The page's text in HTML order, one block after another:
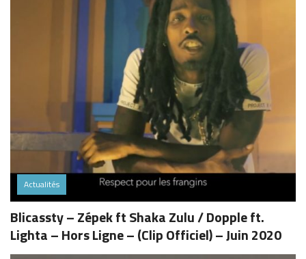
Actualités
Blicassty – Zépek ft Shaka Zulu / Dopple ft.
Lighta – Hors Ligne – (Clip Officiel) – Juin 2020